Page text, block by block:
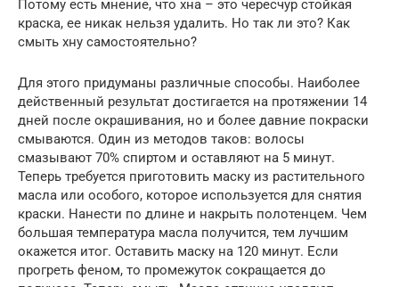
Потому есть мнение, что хна – это чересчур стойкая
краска, ее никак нельзя удалить. Но так ли это? Как
смыть хну самостоятельно?
Для этого придуманы различные способы. Наиболее
действенный результат достигается на протяжении 14
дней после окрашивания, но и более давние покраски
смываются. Один из методов таков: волосы
смазывают 70% спиртом и оставляют на 5 минут.
Теперь требуется приготовить маску из растительного
масла или особого, которое используется для снятия
краски. Нанести по длине и накрыть полотенцем. Чем
большая температура масла получится, тем лучшим
окажется итог. Оставить маску на 120 минут. Если
прогреть феном, то промежуток сокращается до